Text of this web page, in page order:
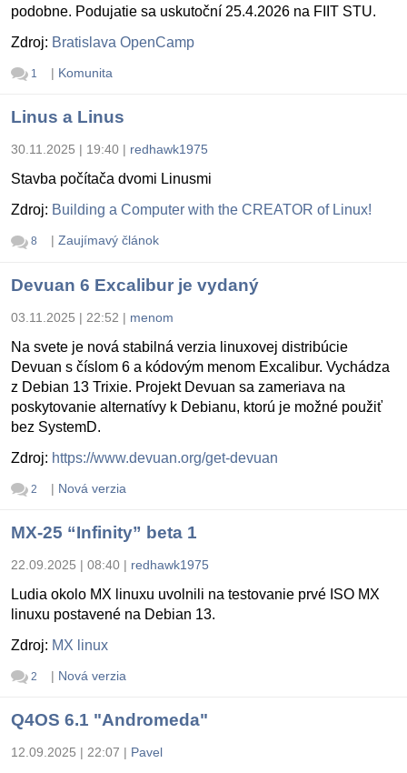
podobne. Podujatie sa uskutoční 25.4.2026 na FIIT STU.
Zdroj: Bratislava OpenCamp
1 | Komunita
Linus a Linus
30.11.2025 | 19:40 | redhawk1975
Stavba počítača dvomi Linusmi
Zdroj: Building a Computer with the CREATOR of Linux!
8 | Zaujímavý článok
Devuan 6 Excalibur je vydaný
03.11.2025 | 22:52 | menom
Na svete je nová stabilná verzia linuxovej distribúcie
Devuan s číslom 6 a kódovým menom Excalibur. Vychádza
z Debian 13 Trixie. Projekt Devuan sa zameriava na
poskytovanie alternatívy k Debianu, ktorú je možné použiť
bez SystemD.
Zdroj: https://www.devuan.org/get-devuan
2 | Nová verzia
MX-25 “Infinity” beta 1
22.09.2025 | 08:40 | redhawk1975
Ludia okolo MX linuxu uvolnili na testovanie prvé ISO MX
linuxu postavené na Debian 13.
Zdroj: MX linux
2 | Nová verzia
Q4OS 6.1 "Andromeda"
12.09.2025 | 22:07 | Pavel